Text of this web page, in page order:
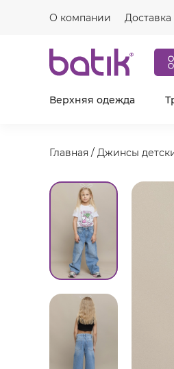
О компании Доставка
Верхняя одежда
Главная / Джинсы